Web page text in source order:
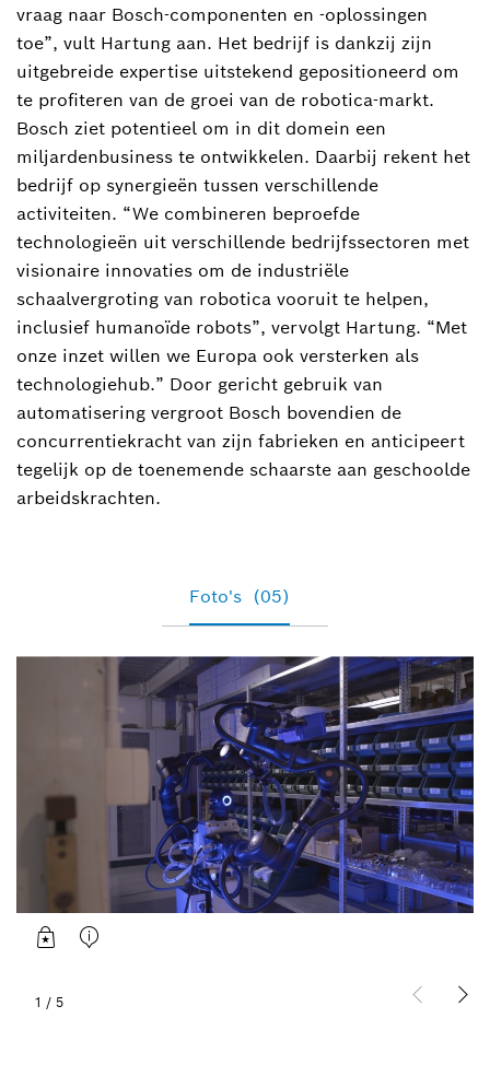
vraag naar Bosch-componenten en -oplossingen
toe”, vult Hartung aan. Het bedrijf is dankzij zijn
uitgebreide expertise uitstekend gepositioneerd om
te profiteren van de groei van de robotica-markt.
Bosch ziet potentieel om in dit domein een
miljardenbusiness te ontwikkelen. Daarbij rekent het
bedrijf op synergieën tussen verschillende
activiteiten. “We combineren beproefde
technologieën uit verschillende bedrijfssectoren met
visionaire innovaties om de industriële
schaalvergroting van robotica vooruit te helpen,
inclusief humanoïde robots”, vervolgt Hartung. “Met
onze inzet willen we Europa ook versterken als
technologiehub.” Door gericht gebruik van
automatisering vergroot Bosch bovendien de
concurrentiekracht van zijn fabrieken en anticipeert
tegelijk op de toenemende schaarste aan geschoolde
arbeidskrachten.
Foto's (05)
1 / 5